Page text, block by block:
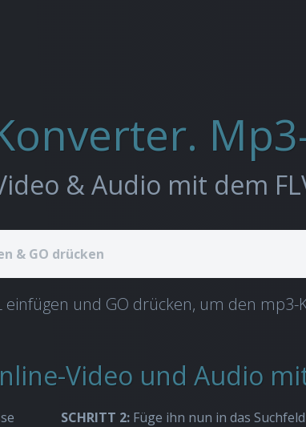
einfügen und GO drücken, um den
Video und Audio
SCHRITT 2:Füge ihn nun in das Suchfeld